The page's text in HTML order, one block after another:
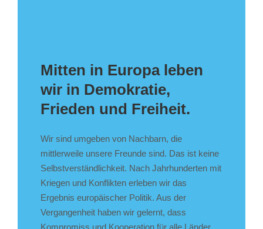
Mitten in Europa leben
wir in Demokratie,
Frieden und Freiheit.
Wir sind umgeben von Nachbarn, die
mittlerweile unsere Freunde sind. Das ist keine
Selbstverständlichkeit. Nach Jahrhunderten mit
Kriegen und Konflikten erleben wir das
Ergebnis europäischer Politik. Aus der
Vergangenheit haben wir gelernt, dass
Kompromiss und Kooperation für alle Länder